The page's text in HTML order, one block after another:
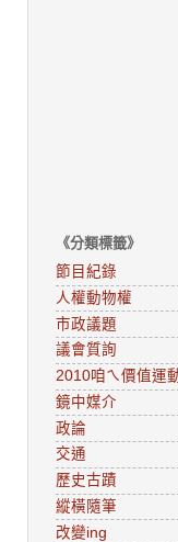
《分類標籤》
節目紀錄
人權動物權
市政議題
議會質詢
2010咱ㄟ價值運
鏡中媒介
政論
交通
歷史古蹟
縱橫隨筆
改變ing